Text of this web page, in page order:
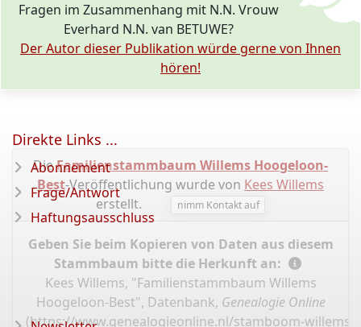
Fragen im Zusammenhang mit N.N. Vrouw
Everhard N.N. van BETUWE?
Der Autor dieser Publikation würde gerne von Ihnen
hören!
DieFamilienstammbaum Willems Hoogeloon-
Best-Veröffentlichung wurde von Kees Willems
erstellt.
nimm Kontakt auf
Geben Sie beim Kopieren von Daten aus diesem
Stammbaum bitte die Herkunft an:
Kees Willems, "Familienstammbaum Willems
Hoogeloon-Best", Datenbank, Genealogie Online
(https://www.genealogieonline.nl/stamboom-willems-
Direkte Links ...
Abonnement
Frage/Antwort
Haftungsausschluss